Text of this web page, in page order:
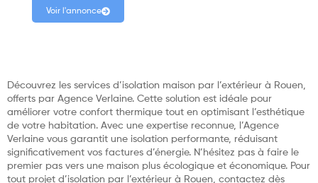
Voir l'annonce
Découvrez les services d’isolation maison par l’extérieur à Rouen,
offerts par Agence Verlaine. Cette solution est idéale pour
améliorer votre confort thermique tout en optimisant l’esthétique
de votre habitation. Avec une expertise reconnue, l’Agence
Verlaine vous garantit une isolation performante, réduisant
significativement vos factures d’énergie. N’hésitez pas à faire le
premier pas vers une maison plus écologique et économique. Pour
tout projet d’isolation par l’extérieur à Rouen, contactez dès